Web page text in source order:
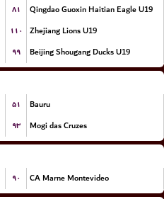
۸۱
Qingdao Guoxin Haitian Eagle U19
۱۱۰
Zhejiang Lions U19
۹۹ Beijing Shougang Ducks U19
۵۱
Bauru
۹۳ Mogi das Cruzes
۹۰ CA Marne Montevideo